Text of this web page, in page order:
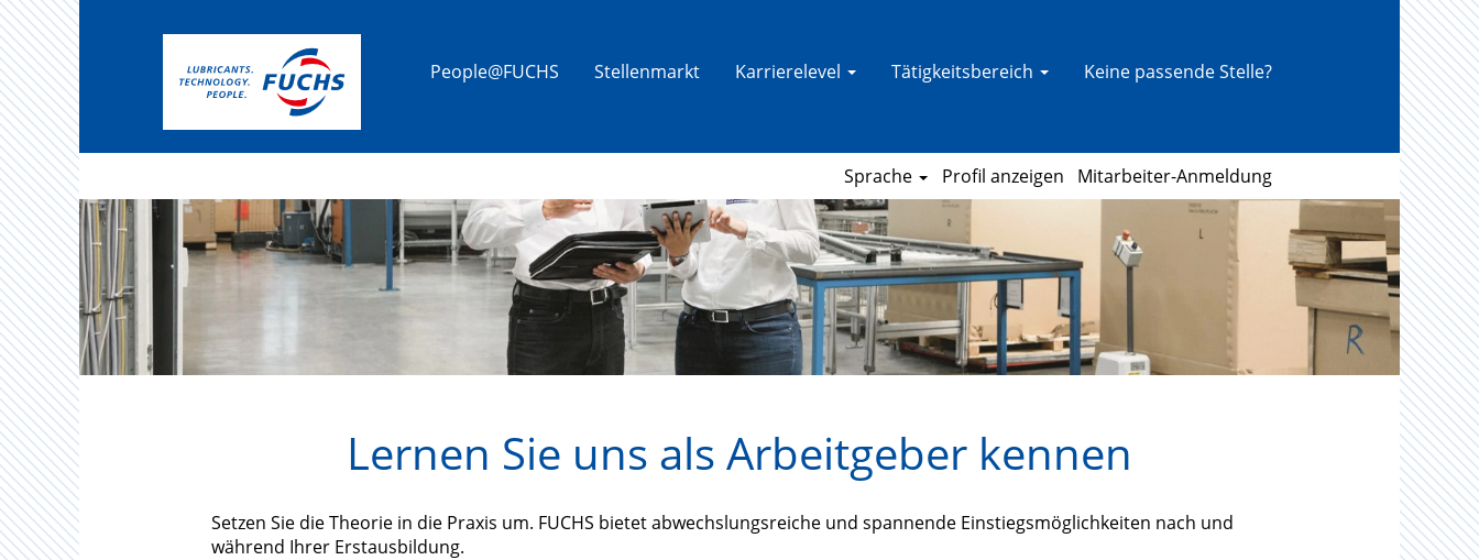
People@FUCHS Stellenmarkt Karrierelevel Tätigkeitsbereich Keine passende Stelle?
Sprache Profil anzeigen Mitarbeiter-Anmeldung
Schüler
&
Studenten
Lernen Sie uns als Arbeitgeber kennen
Setzen Sie die Theorie in die Praxis um. FUCHS bietet abwechslungsreiche und spannende Einstiegsmöglichkeiten nach und
während Ihrer Erstausbildung.